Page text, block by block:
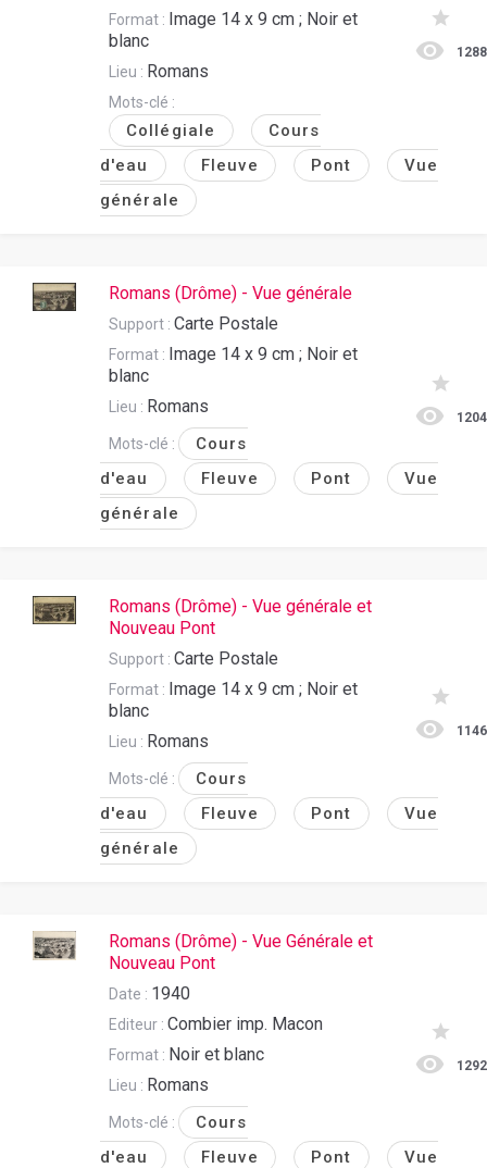
Format : Image 14 x 9 cm ; Noir et
blanc
Lieu : Romans
Mots-clé :
Collégiale
Cours
d'eau
Fleuve Pont
Vue
générale
1288
Romans (Drôme) - Vue générale
Support : Carte Postale
Format : Image 14 x 9 cm ; Noir et
blanc
Lieu : Romans
Mots-clé :
Cours
d'eau
Fleuve Pont
Vue
générale
1204
Romans (Drôme) - Vue générale et
Nouveau Pont
Support : Carte Postale
Format : Image 14 x 9 cm ; Noir et
blanc
Lieu : Romans
Mots-clé :
Cours
d'eau
Fleuve Pont
Vue
générale
1146
Romans (Drôme) - Vue Générale et
Nouveau Pont
Date : 1940
Editeur : Combier imp. Macon
Format : Noir et blanc
Lieu : Romans
Mots-clé :
Cours
d'eau
Fleuve Pont
Vue
1292